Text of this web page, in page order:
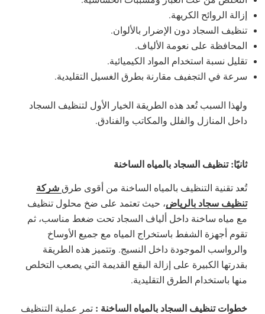
إزالة الروائح الكريهة.
تنظيف السجاد دون الإضرار بالألوان.
المحافظة على نعومة الألياف.
تقليل نسبة استخدام المواد الكيميائية.
سرعة في التجفيف مقارنة بطرق الغسيل التقليدية.
ولهذا السبب تُعد هذه الطريقة الخيار الأول لتنظيف السجاد
داخل المنازل والفلل والمكاتب والفنادق.
ثانيًا: تنظيف السجاد بالمياه الساخنة
تُعد تقنية التنظيف بالمياه الساخنة من أقوى طرق شركة
تنظيف سجاد بالرياض، حيث تعتمد على ضخ محلول تنظيف
مع مياه ساخنة داخل ألياف السجاد تحت ضغط مناسب، ثم
تقوم أجهزة الشفط باستخراج المياه مع جميع الأوساخ
والرواسب الموجودة داخل النسيج. وتتميز هذه الطريقة
بقدرتها الكبيرة على إزالة البقع القديمة التي يصعب التخلص
منها باستخدام الطرق التقليدية.
خطوات تنظيف السجاد بالمياه الساخنة : تمر عملية التنظيف